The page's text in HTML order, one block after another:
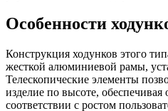
Особенности
Конструкция ходунков этого
жесткой алюминиевой рамы,
Телескопические элементы
изделие по высоте,
соответствии с ростом